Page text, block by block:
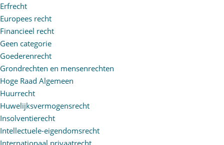
Erfrecht
Europees recht
Financieel recht
Geen categorie
Goederenrecht
Grondrechten en mensenrechten
Hoge Raad Algemeen
Huurrecht
Huwelijksvermogensrecht
Insolventierecht
Intellectuele-eigendomsrecht
Internationaal privaatrecht